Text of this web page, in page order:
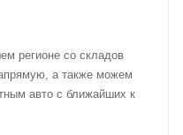
регионе со складов
а также можем
авто с ближайших к